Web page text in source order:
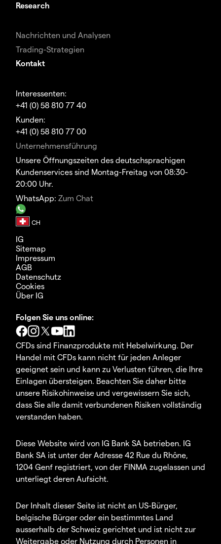
Research
Nachrichten und Analysen
Trading-Strategien
Kontakt
Interessenten:
+41 (0) 58 810 77 40
Kunden:
+41 (0) 58 810 77 00
Unternehmensführung
Unsere Öffnungszeiten des deutschsprachigen
Kundenservices sind Montag-Freitag von 08:30-
20:00 Uhr.
WhatsApp: Zum Chat
IG
Sitemap
Impressum
AGB
Datenschutz
Cookies
Über IG
Folgen Sie uns online:
CFDs sind Finanzprodukte mit Hebelwirkung. Der
Handel mit CFDs kann nicht für jeden Anleger
geeignet sein und kann zu Verlusten führen, die Ihre
Einlagen übersteigen. Beachten Sie daher bitte
unsere Risikohinweise und vergewissern Sie sich,
dass Sie alle damit verbundenen Risiken vollständig
verstanden haben.
Diese Website wird von IG Bank SA betrieben. IG
Bank SA ist unter der Adresse 42 Rue du Rhône,
1204 Genf registriert, von der FINMA zugelassen und
unterliegt deren Aufsicht.
Der Inhalt dieser Seite ist nicht an US-Bürger,
belgische Bürger oder ein bestimmtes Land
ausserhalb der Schweiz gerichtet und ist nicht zur
Weitergabe oder Nutzung durch Personen in